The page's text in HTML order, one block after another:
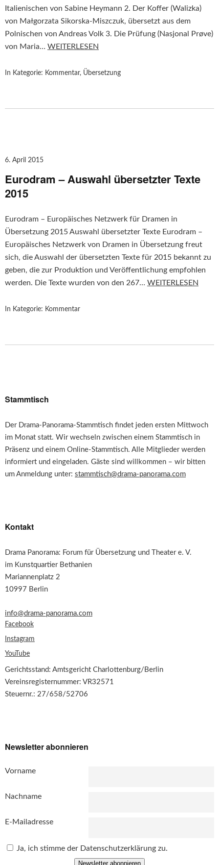
Italienischen von Sabine Heymann 2. Der Koffer (Walizka)
von Małgorzata Sikorska-Miszczuk, übersetzt aus dem
Polnischen von Andreas Volk 3. Die Prüfung (Nasjonal Prøve)
von Maria… WEITERLESEN
In Kategorie: Kommentar, Übersetzung
6. April 2015
Eurodram – Auswahl übersetzter Texte
2015
Eurodram – Europäisches Netzwerk für Dramen in
Übersetzung 2015 Auswahl übersetzter Texte Eurodram –
Europäisches Netzwerk von Dramen in Übersetzung freut
sich, die Auswahl der übersetzten Texte für 2015 bekannt zu
geben, die zur Produktion und Veröffentlichung empfohlen
werden. Die Texte wurden von den 267… WEITERLESEN
In Kategorie: Kommentar
Stammtisch
Der Drama-Panorama-Stammtisch findet jeden ersten Mittwoch
im Monat statt. Wir wechseln zwischen einem Stammtisch in
Präsenz und einem Online-Stammtisch. Alle Mitglieder werden
informiert und eingeladen. Gäste sind willkommen – wir bitten
um Anmeldung unter: stammtisch@drama-panorama.com
Kontakt
Drama Panorama: Forum für Übersetzung und Theater e. V.
im Kunstquartier Bethanien
Mariannenplatz 2
10997 Berlin
info@drama-panorama.com
Facebook
Instagram
YouTube
Gerichtsstand: Amtsgericht Charlottenburg/Berlin
Vereinsregisternummer: VR32571
Steuernr.: 27/658/52706
Newsletter abonnieren
Vorname
Nachname
E-Mailadresse
Ja, ich stimme der Datenschutzerklärung zu.
Newsletter abonnieren